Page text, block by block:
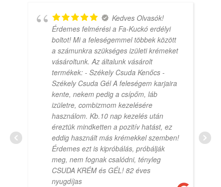
Kedves Olvasók!
Érdemes felmérési a Fa-Kuckó erdélyi
boltot! Mi a feleségemmel többek között
a számunkra szükséges izületi krémeket
vásároltunk. Az általunk vásárolt
termékek: - Székely Csuda Kenőcs -
Székely Csuda Gél A feleségem karjaira
kente, nekem pedig a csípőm, láb
izületre, combizmom kezelésére
használom. Kb.10 nap kezelés után
éreztük mindketten a pozitív hatást, ez
eddig használt más krémekkel szemben!
Érdemes ezt is kipróbálás, próbálják
meg, nem fognak csalódni, tényleg
CSUDA KRÉM és GÉL! 82 éves
nyugdíjas